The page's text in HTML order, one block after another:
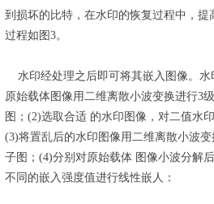
到损坏的比特，在水印的恢复过程中，
过程如图3。
水印经处理之后即可将其嵌入图像。水
原始载体图像用二维离散小波变换进行3
图；(2)选取合适 的水印图像，对二值水
(3)将置乱后的水印图像用二维离散小波变
子图；(4)分别对原始载体 图像小波分解
不同的嵌入强度值进行线性嵌人：